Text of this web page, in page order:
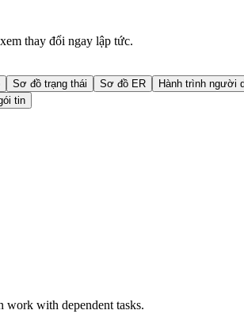
thay đổi ngay lập tức.
Sơ đồ trạng thái Sơ đồ ER Hành trình người
tin
work with dependent tasks.